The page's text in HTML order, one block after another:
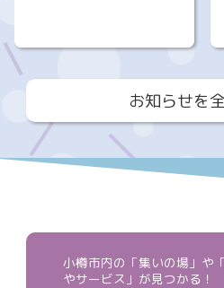
お知らせを
小樽市内の「集いの場」や
やサービス」が見つかる！